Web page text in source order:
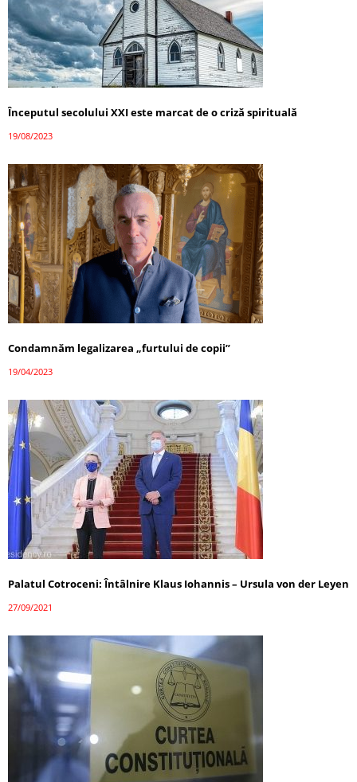
Începutul secolului XXI este marcat de o criză spirituală
19/08/2023
Condamnăm legalizarea „furtului de copii”
19/04/2023
Palatul Cotroceni: Întâlnire Klaus Iohannis – Ursula von der Leyen
27/09/2021